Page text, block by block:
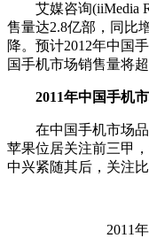
艾媒咨询(iiMedia
售量达2.8亿部，同比
降。预计2012年中国
国手机市场销售量将超
2011年中国手机市
在中国手机市场品
苹果位居关注前三甲，
中兴紧随其后，关注比
2011年